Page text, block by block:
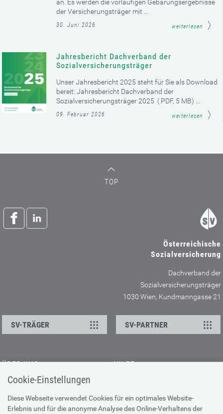
Cookie-Einstellungen
Diese Webseite verwendet Cookies für ein optimales Website-
Erlebnis und für die anonyme Analyse des Online-Verhaltens der
an. Es werden die vorläufigen Gebarungsergebnisse
der Versicherungsträger mit ...
30. Juni 2026 weiterlesen
Jahresbericht Dachverband der
Sozialversicherungsträger
Unser Jahresbericht 2025 steht für Sie als Download
bereit: Jahresbericht Dachverband der
Sozialversicherungsträger 2025 ( PDF, 5 MB) ...
09. Februar 2026 weiterlesen
TOP
Österreichische
Sozialversicherung
Dachverband der
Sozialversicherungsträger
1030 Wien, Kundmanngasse 21
SV-TRÄGER SV-PARTNER
ÜBER UNS
Kontakt
Offene Stellen
Presse
HILFE
Browser-Info & Sicherheit
Hilfe zur Suche